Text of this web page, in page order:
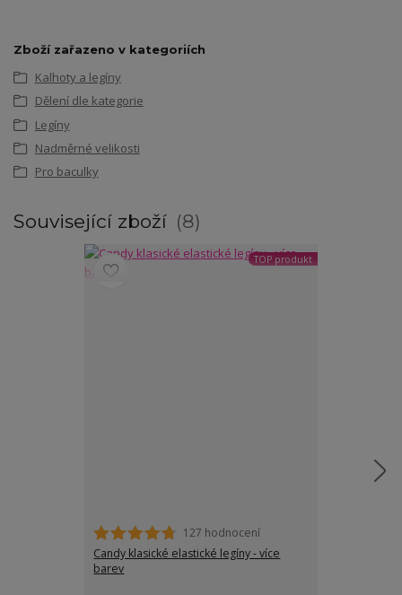
Zboží zařazeno v kategoriích
Kalhoty a legíny
Dělení dle kategorie
Legíny
Nadměrné velikosti
Pro baculky
Související zboží 8
TOP produkt
127 hodnocení
Candy klasické elastické legíny - více
barev